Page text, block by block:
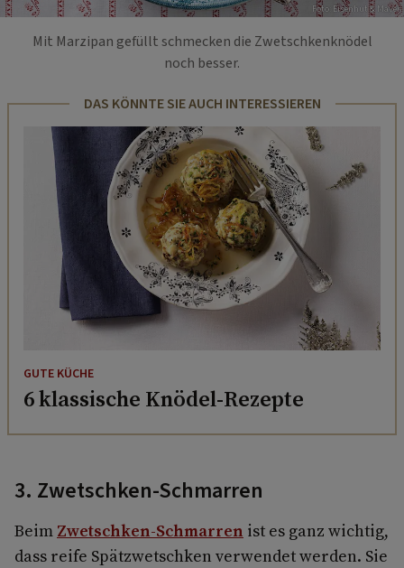
Foto: Eisenhut & Mayer
Mit Marzipan gefüllt schmecken die Zwetschkenknödel
noch besser.
DAS KÖNNTE SIE AUCH INTERESSIEREN
GUTE KÜCHE
6 klassische Knödel-Rezepte
3. Zwetschken-Schmarren
Beim Zwetschken-Schmarren ist es ganz wichtig,
dass reife Spätzwetschken verwendet werden. Sie